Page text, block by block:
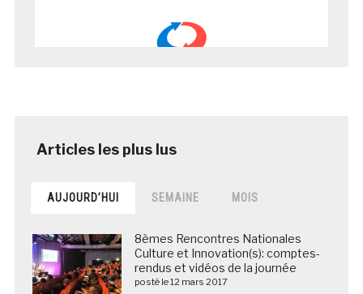
AUJOURD’HUI SEMAINE MOIS
8èmes Rencontres Nationales
Culture et Innovation(s): comptes-
rendus et vidéos de la journée
posté le 12 mars 2017